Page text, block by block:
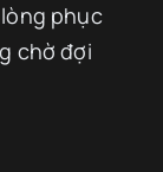
phục
chờ đợi